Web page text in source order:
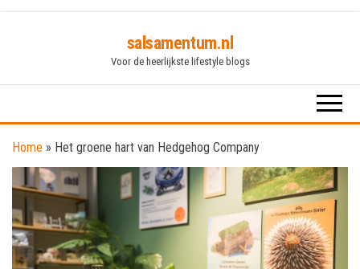
content
salsamentum.nl
Voor de heerlijkste lifestyle blogs
Home » Het groene hart van Hedgehog Company